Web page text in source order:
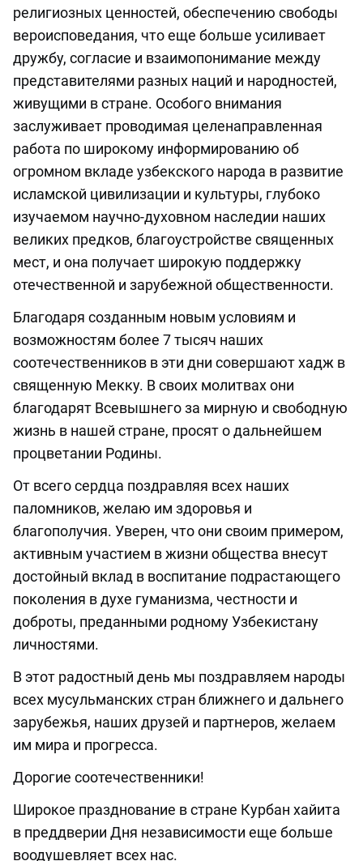
религиозных ценностей, обеспечению свободы
вероисповедания, что еще больше усиливает
дружбу, согласие и взаимопонимание между
представителями разных наций и народностей,
живущими в стране. Особого внимания
заслуживает проводимая целенаправленная
работа по широкому информированию об
огромном вкладе узбекского народа в развитие
исламской цивилизации и культуры, глубоко
изучаемом научно-духовном наследии наших
великих предков, благоустройстве священных
мест, и она получает широкую поддержку
отечественной и зарубежной общественности.
Благодаря созданным новым условиям и
возможностям более 7 тысяч наших
соотечественников в эти дни совершают хадж в
священную Мекку. В своих молитвах они
благодарят Всевышнего за мирную и свободную
жизнь в нашей стране, просят о дальнейшем
процветании Родины.
От всего сердца поздравляя всех наших
паломников, желаю им здоровья и
благополучия. Уверен, что они своим примером,
активным участием в жизни общества внесут
достойный вклад в воспитание подрастающего
поколения в духе гуманизма, честности и
доброты, преданными родному Узбекистану
личностями.
В этот радостный день мы поздравляем народы
всех мусульманских стран ближнего и дальнего
зарубежья, наших друзей и партнеров, желаем
им мира и прогресса.
Дорогие соотечественники!
Широкое празднование в стране Курбан хайита
в преддверии Дня независимости еще больше
воодушевляет всех нас.